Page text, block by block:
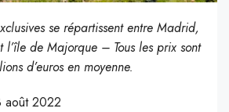
se répartissent entre Madrid,
de Majorque – Tous les prix sont
d’euros en moyenne.
août 2022